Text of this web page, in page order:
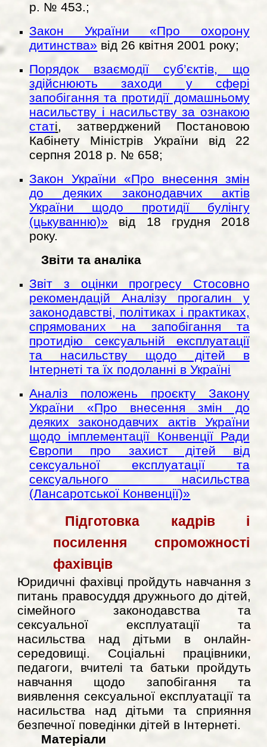
р. № 453.;
Закон України «Про охорону
дитинства» від 26 квітня 2001 року;
Порядок взаємодії суб’єктів, що
здійснюють заходи у сфері
запобігання та протидії домашньому
насильству і насильству за ознакою
статі, затверджений Постановою
Кабінету Міністрів України від 22
серпня 2018 р. № 658;
Закон України «Про внесення змін
до деяких законодавчих актів
України щодо протидії булінгу
(цькуванню)» від 18 грудня 2018
року.
Звіти та аналіка
Звіт з оцінки прогресу Стосовно
рекомендацій Аналізу прогалин у
законодавстві, політиках і практиках,
спрямованих на запобігання та
протидію сексуальній експлуатації
та насильству щодо дітей в
Інтернеті та їх подоланні в Україні
Аналіз положень проєкту Закону
України «Про внесення змін до
деяких законодавчих актів України
щодо імплементації Конвенції Ради
Європи про захист дітей від
сексуальної експлуатації та
сексуального насильства
(Лансаротської Конвенції)»
Підготовка кадрів і
посилення спроможності
фахівців
Юридичні фахівці пройдуть навчання з
питань правосуддя дружнього до дітей,
сімейного законодавства та
сексуальної експлуатації та
насильства над дітьми в онлайн-
середовищі. Соціальні працівники,
педагоги, вчителі та батьки пройдуть
навчання щодо запобігання та
виявлення сексуальної експлуатації та
насильства над дітьми та сприяння
безпечної поведінки дітей в Інтернеті.
Матеріали